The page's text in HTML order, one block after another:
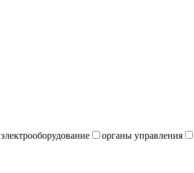
электрооборудование органы управления